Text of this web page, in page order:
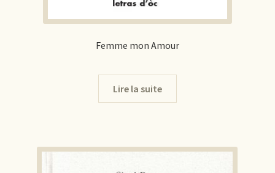
Femme mon Amour
Lire la suite